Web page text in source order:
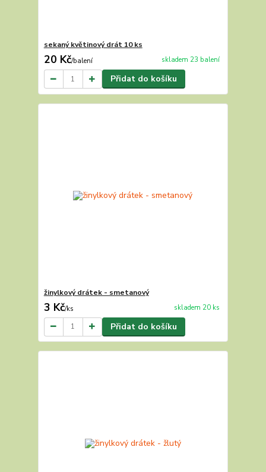
sekaný květinový drát 10 ks
20 Kč/balení skladem 23 balení
Přidat do košíku
žinylkový drátek - smetanový
3 Kč/ks skladem 20 ks
Přidat do košíku